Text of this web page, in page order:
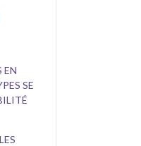
EN
SE